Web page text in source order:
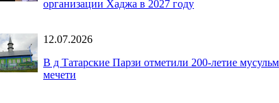
организации Хаджа в 2027 году
12.07.2026
В д Татарские Парзи отметили 200-летие
мечети